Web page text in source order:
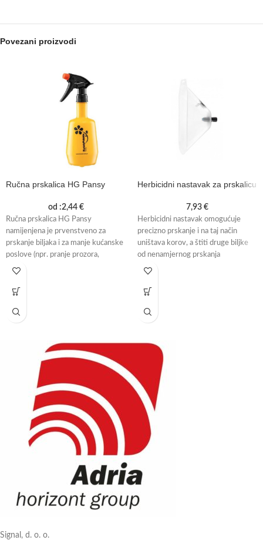
Povezani proizvodi
Ručna prskalica HG Pansy
od :2,44 €
Ručna prskalica HG Pansy
namijenjena je prvenstveno za
prskanje biljaka i za manje kućanske
poslove (npr. pranje prozora,
glačanje). Prskalica
Herbicidni nastavak za prskalicu
7,93 €
Herbicidni nastavak omogućuje
precizno prskanje i na taj način
uništava korov, a štiti druge biljke
od nenamjernog prskanja
herbicidima.
Signal, d. o. o.